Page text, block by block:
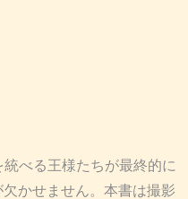
べる王様たちが最終的に
かせません。本書は撮影